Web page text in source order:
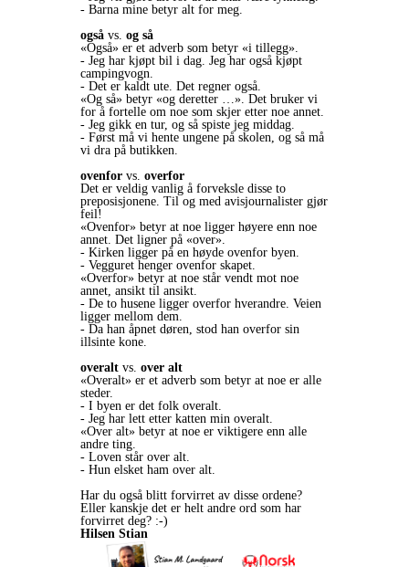
- Barna mine betyr alt for meg.
også vs. og så
«Også» er et adverb som betyr «i tillegg».
- Jeg har kjøpt bil i dag. Jeg har også kjøpt
campingvogn.
- Det er kaldt ute. Det regner også.
«Og så» betyr «og deretter …». Det bruker vi
for å fortelle om noe som skjer etter noe annet.
- Jeg gikk en tur, og så spiste jeg middag.
- Først må vi hente ungene på skolen, og så må
vi dra på butikken.
ovenfor vs. overfor
Det er veldig vanlig å forveksle disse to
preposisjonene. Til og med avisjournalister gjør
feil!
«Ovenfor» betyr at noe ligger høyere enn noe
annet. Det ligner på «over».
- Kirken ligger på en høyde ovenfor byen.
- Vegguret henger ovenfor skapet.
«Overfor» betyr at noe står vendt mot noe
annet, ansikt til ansikt.
- De to husene ligger overfor hverandre. Veien
ligger mellom dem.
- Da han åpnet døren, stod han overfor sin
illsinte kone.
overalt vs. over alt
«Overalt» er et adverb som betyr at noe er alle
steder.
- I byen er det folk overalt.
- Jeg har lett etter katten min overalt.
«Over alt» betyr at noe er viktigere enn alle
andre ting.
- Loven står over alt.
- Hun elsket ham over alt.
Har du også blitt forvirret av disse ordene?
Eller kanskje det er helt andre ord som har
forvirret deg? :-)
Hilsen Stian